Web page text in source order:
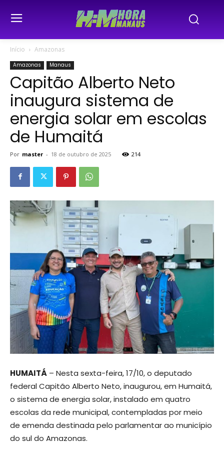
Início Amazonas
Amazonas Manaus
Capitão Alberto Neto
inaugura sistema de
energia solar em escolas
de Humaitá
Por master - 18 de outubro de 2025 214
HUMAITÁ – Nesta sexta-feira, 17/10, o deputado
federal Capitão Alberto Neto, inaugurou, em Humaitá,
o sistema de energia solar, instalado em quatro
escolas da rede municipal, contempladas por meio
de emenda destinada pelo parlamentar ao município
do sul do Amazonas.